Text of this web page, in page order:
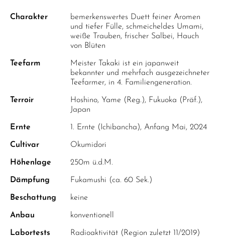
Charakter
bemerkenswertes Duett feiner Aromen
und tiefer Fülle, schmeicheldes Umami,
weiße Trauben, frischer Salbei, Hauch
von Blüten
Teefarm
Meister Takaki ist ein japanweit
bekannter und mehrfach ausgezeichneter
Teefarmer, in 4. Familiengeneration.
Terroir
Hoshino, Yame (Reg.), Fukuoka (Präf.),
Japan
Ernte 1. Ernte (Ichibancha), Anfang Mai, 2024
Cultivar Okumidori
Höhenlage 250m ü.d.M.
Dämpfung Fukamushi (ca. 60 Sek.)
Beschattung keine
Anbau konventionell
Labortests Radioaktivität (Region zuletzt 11/2019)